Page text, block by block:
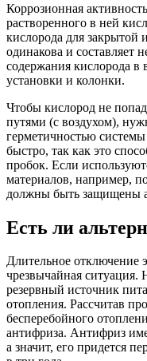
Коррозионная
растворенного в ней
кислорода для закрытой
одинакова и составляет
содержания кислорода в
установки и колонки.
Чтобы кислород не
путями (с воздухом),
герметичностью
быстро, так как это
пробок. Если
материалов, например,
должны быть защищены
Есть ли
Длительное отключение
чрезвычайная ситуация.
резервный источник
отопления. Рассчитав
бесперебойного
антифриза. Антифриз
а значит, его придется